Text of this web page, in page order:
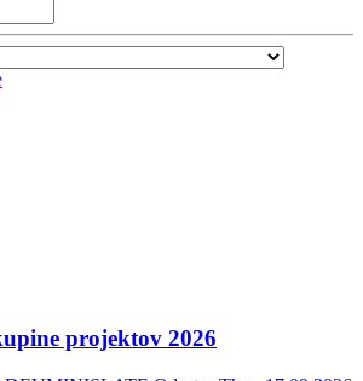
projektov 2026